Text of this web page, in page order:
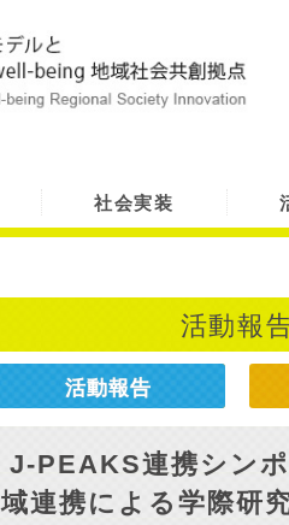
社会実装
活動報
活動報告
J-PEAKS連携シン
連携による学際研